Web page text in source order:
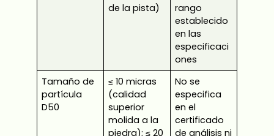
de la pista)
rango
establecido
en las
especificaci
ones
Tamaño de
partícula
D50
≤ 10 micras
(calidad
superior
molida a la
piedra); ≤ 20
No se
especifica
en el
certificado
de análisis ni